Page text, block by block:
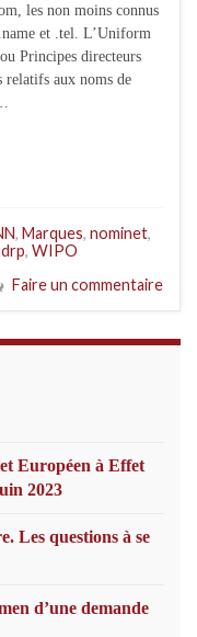
les non moins connus
et .tel. L’Uniform
Principes directeurs
relatifs aux noms de
, Marques, nominet,
, WIPO
Faire un commentaire
Européen à Effet
2023
Les questions à se
d’une demande